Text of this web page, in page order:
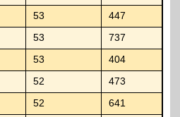
53 447
53 737
53 404
52 473
52 641